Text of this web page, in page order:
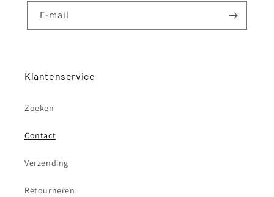
E‑mail
Klantenservice
Zoeken
Contact
Verzending
Retourneren